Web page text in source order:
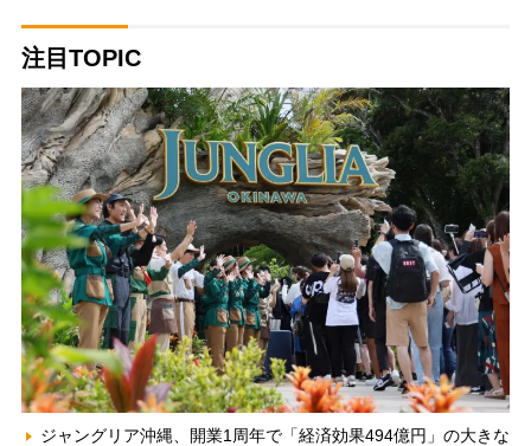
注目TOPIC
ジャングリア沖縄、開業1周年で「経済効果494億円」の大きな